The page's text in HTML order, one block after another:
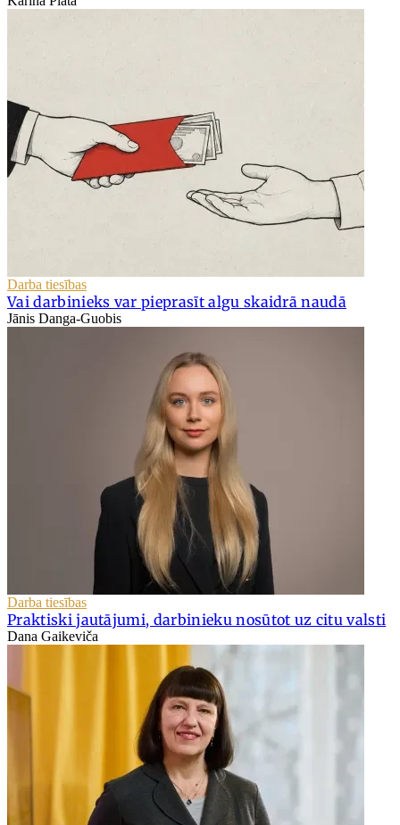
Darba tiesības
Vai darbinieks var pieprasīt algu skaidrā naudā
Jānis Danga-Guobis
Darba tiesības
Praktiski jautājumi, darbinieku nosūtot uz citu valsti
Dana Gaikeviča